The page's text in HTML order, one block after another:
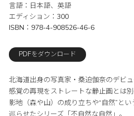
言語
日本語、英語
エディション
300
ISBN
978-4-908526-46-6
PDFをダウンロード
北海道出身の写真家・桑迫伽奈のデビ
感覚の再現をストレートな静止画とは
影地（森や山）の成り立ちや“自然”と